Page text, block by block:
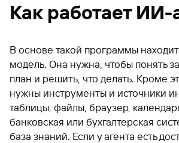
Как работает ИИ-
В основе такой программы
модель. Она нужна, чтобы понять
план и решить, что делать. Кроме
нужны инструменты и источники
таблицы, файлы, браузер,
банковская или бухгалтерская
база знаний. Если у агента есть